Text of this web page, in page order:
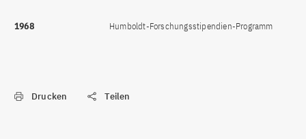
1968 Humboldt-Forschungsstipendien-Programm
Drucken Teilen